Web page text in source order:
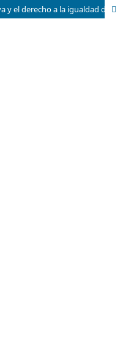
El derecho a la tutela judicial efectiva y el derecho a la igualdad de las personas con discapacidad en relación con la estabilidad laboral